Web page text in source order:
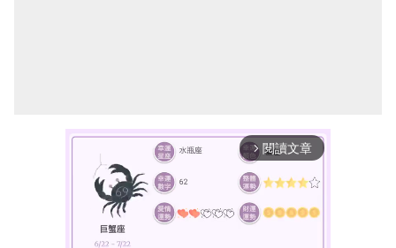
arrow_forward_ios 閱讀文章